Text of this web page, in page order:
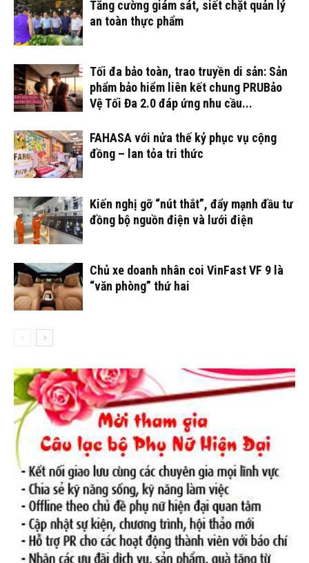
Tăng cường giám sát, siết chặt quản lý
an toàn thực phẩm
Tối đa bảo toàn, trao truyền di sản: Sản
phẩm bảo hiểm liên kết chung PRUBảo
Vệ Tối Đa 2.0 đáp ứng nhu cầu...
FAHASA với nửa thế kỷ phục vụ cộng
đồng – lan tỏa tri thức
Kiến nghị gỡ “nút thắt”, đẩy mạnh đầu tư
đồng bộ nguồn điện và lưới điện
Chủ xe doanh nhân coi VinFast VF 9 là
“văn phòng” thứ hai